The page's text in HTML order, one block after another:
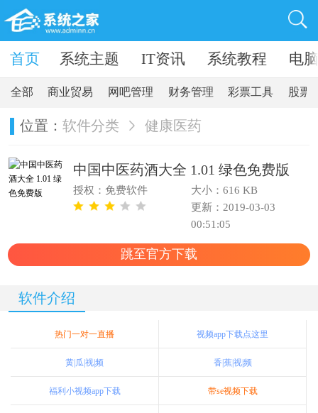
软件 系统主题 IT资讯 系统教程 电
首页
全部 商业贸易 网吧管理 财务管理 彩票工具 股票
位置： 软件分类 健康医药
中国中医药酒大全 1.01 绿色免费版
授权：免费软件
大小：616 KB
更新：2019-03-03
00:51:05
跳至官方下载
软件介绍
热门一对一直播 视频app下载点这里
黄|瓜|视|频 香|蕉|视|频
福利小视频app下载 带se视频下载